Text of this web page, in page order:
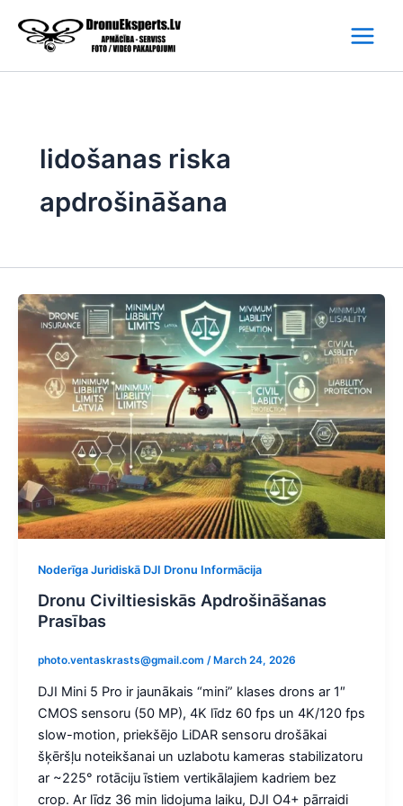
content
lidošanas riska
apdrošināšana
Noderīga Juridiskā DJI Dronu Informācija
Dronu Civiltiesiskās Apdrošināšanas
Prasības​
photo.ventaskrasts@gmail.com / March 24, 2026
DJI Mini 5 Pro ir jaunākais “mini” klases drons ar 1″
CMOS sensoru (50 MP), 4K līdz 60 fps un 4K/120 fps
slow-motion, priekšējo LiDAR sensoru drošākai
šķēršļu noteikšanai un uzlabotu kameras stabilizatoru
ar ~225° rotāciju īstiem vertikālajiem kadriem bez
crop. Ar līdz 36 min lidojuma laiku, DJI O4+ pārraidi